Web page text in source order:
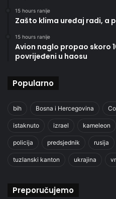
15 hours ranije
Zašto klima uređaj radi, a
15 hours ranije
Avion naglo propao skoro
povrijeđeni u haosu
Popularno
bih Bosna i Hercegovina
istaknuto izrael kameleon
policija predsjednik rusija
tuzlanski kanton ukrajina
Preporučujemo